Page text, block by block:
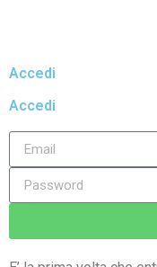
Accedi
Accedi